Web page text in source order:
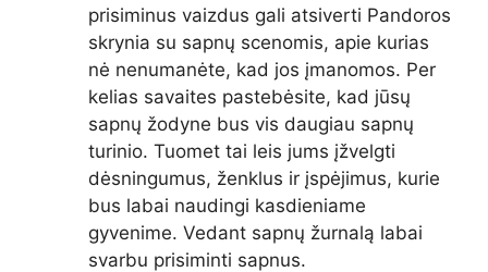
prisiminus vaizdus gali atsiverti Pandoros
skrynia su sapnų scenomis, apie kurias
nė nenumanėte, kad jos įmanomos. Per
kelias savaites pastebėsite, kad jūsų
sapnų žodyne bus vis daugiau sapnų
turinio. Tuomet tai leis jums įžvelgti
dėsningumus, ženklus ir įspėjimus, kurie
bus labai naudingi kasdieniame
gyvenime. Vedant sapnų žurnalą labai
svarbu prisiminti sapnus.